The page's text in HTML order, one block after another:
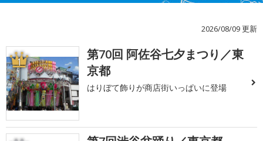
2026/08/09 更新
1
第70回 阿佐谷七夕まつり／東
京都
はりぼて飾りが商店街いっぱいに登場